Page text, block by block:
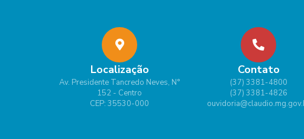
Localização
Av. Presidente Tancredo Neves, N°
152 - Centro
CEP: 35530-000
Contato
(37) 3381-4800
(37) 3381-4826